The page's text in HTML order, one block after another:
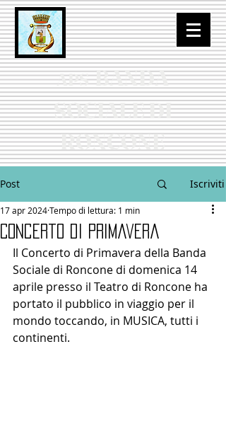
APSBANDA
SOCIALE DI
RONCONE
Post Iscriviti
Concerto di Primavera
17 apr 2024Tempo di lettura: 1 min
Il Concerto di Primavera della Banda
Sociale di Roncone di domenica 14
aprile presso il Teatro di Roncone ha
portato il pubblico in viaggio per il
mondo toccando, in MUSICA, tutti i
continenti.